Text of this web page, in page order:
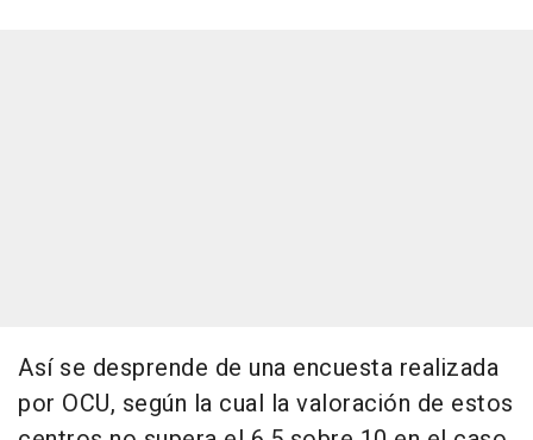
Así se desprende de una encuesta realizada
por OCU, según la cual la valoración de estos